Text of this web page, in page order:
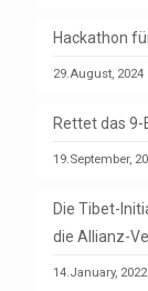
Hackathon
29.August, 2024
Rettet das
19.September,
Die Tibet-
die Allianz-
14.January, 2022